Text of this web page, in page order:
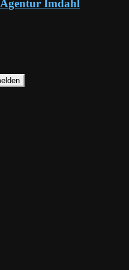
Agentur Imdahl